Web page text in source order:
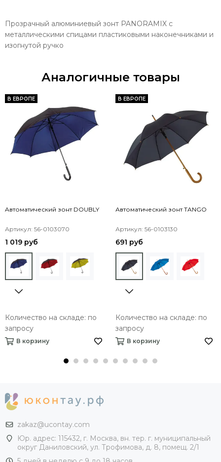
Прозрачный алюминиевый зонт PANORAMIX с
металлическими спицами пластиковыми наконечниками и
изогнутой ручко
Аналогичные товары
В ЕВРОПЕ
Aвтоматический зонт DOUBLY
Артикул: 56-0103070
1 019 руб
Количество на складе: по
запросу
В корзину
В ЕВРОПЕ
Автоматический зонт TANGO
Артикул: 56-0103130
691 руб
Количество на складе: по
запросу
В корзину
zakaz@ucontay.com
Юр. адрес: 115432, г. Москва, вн. тер. г. муниципальный
округ Даниловский, ул. Трофимова, д. 8, помещ. 2/1